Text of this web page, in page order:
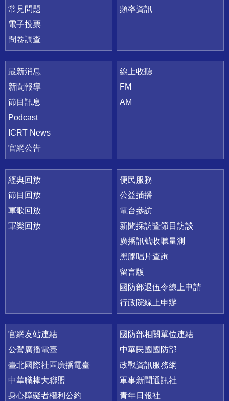
常見問題
電子投票
問卷調查
頻率資訊
最新消息
新聞報導
節目訊息
Podcast
ICRT News
官網公告
線上收聽
FM
AM
經典回放
節目回放
軍歌回放
軍樂回放
便民服務
公益插播
電台參訪
新聞採訪暨節目訪談
廣播訊號收聽量測
黑膠唱片查詢
留言版
國防部退伍令線上申請
行政院線上申辦
官網友站連結
公營廣播電臺
臺北國際社區廣播電臺
中華職棒大聯盟
身心障礙者權利公約
國防部相關單位連結
中華民國國防部
政戰資訊服務網
軍事新聞通訊社
青年日報社